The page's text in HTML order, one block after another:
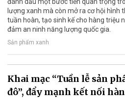
lượng xanh mà còn mở ra cơ hội hình
tuần hoàn, tạo sinh kế cho hàng triệu
đảm an ninh năng lượng quốc gia.
Sản phẩm xanh
Khai mạc “Tuần lễ sản
đô”, đẩy mạnh kết nối